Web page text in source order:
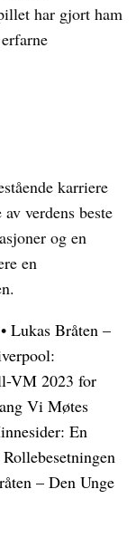
har gjort ham
karriere
verdens beste
og en
en
• Lukas Bråten –
VM 2023 for
Vi Møtes
En
Rollebesetningen
– Den Unge